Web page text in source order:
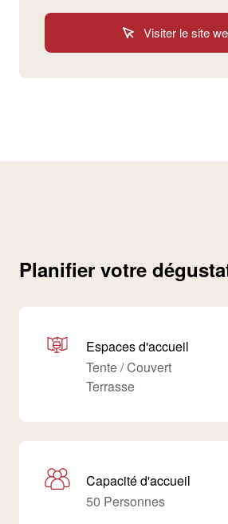
Visiter le site
Planifier votre
Espaces d'accueil
Tente / Couvert
Terrasse
Capacité d'accueil
50 Personnes